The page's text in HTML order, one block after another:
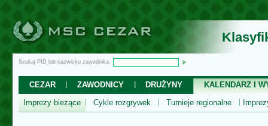
Szukaj PID lub nazwisko zawodnika:
CEZAR ZAWODNICY DRUŻYNY
KALENDARZ I
Imprezy bieżące
Cykle rozgrywek Turnieje regionalne